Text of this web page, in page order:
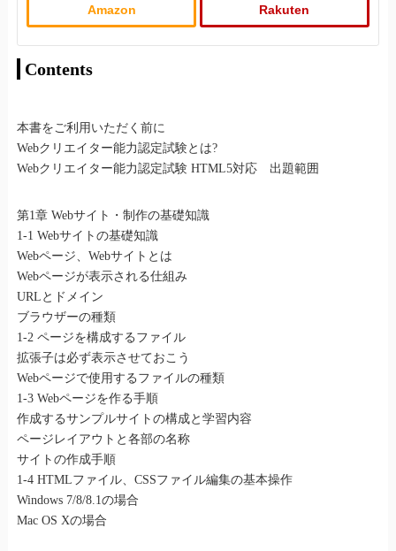
Amazon Rakuten
Contents
本書をご利用いただく前に
Webクリエイター能力認定試験とは?
Webクリエイター能力認定試験 HTML5対応 出題範囲
第1章 Webサイト・制作の基礎知識
1-1 Webサイトの基礎知識
Webページ、Webサイトとは
Webページが表示される仕組み
URLとドメイン
ブラウザーの種類
1-2 ページを構成するファイル
拡張子は必ず表示させておこう
Webページで使用するファイルの種類
1-3 Webページを作る手順
作成するサンプルサイトの構成と学習内容
ページレイアウトと各部の名称
サイトの作成手順
1-4 HTMLファイル、CSSファイル編集の基本操作
Windows 7/8/8.1の場合
Mac OS Xの場合